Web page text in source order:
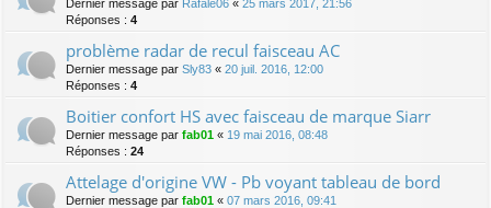
Dernier message par Rafale06 « 25 mars 2017, 21:56
Réponses : 4
problème radar de recul faisceau AC
Dernier message par Sly83 « 20 juil. 2016, 12:00
Réponses : 4
Boitier confort HS avec faisceau de marque Siarr
Dernier message par fab01 « 19 mai 2016, 08:48
Réponses : 24
Attelage d'origine VW - Pb voyant tableau de bord
Dernier message par fab01 « 07 mars 2016, 09:41